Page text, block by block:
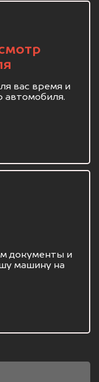
вас время и
автомобиля.
документы и
машину на